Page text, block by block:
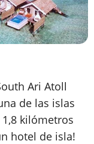
Ari Atoll
de las islas
kilómetros
hotel de isla!